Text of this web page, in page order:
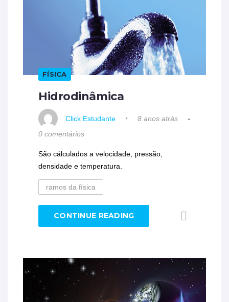
FÍSICA
Hidrodinâmica
Click Estudante
8 anos atrás
0 comentários
São cálculados a velocidade, pressão,
densidade e temperatura.
ramos da física
CONTINUE READING